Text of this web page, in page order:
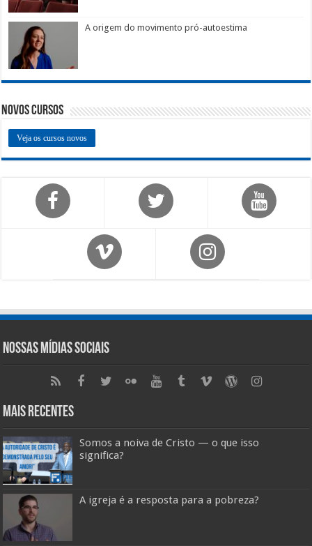
A origem do movimento pró-autoestima
Novos Cursos
Veja os cursos novos
Nossas Mídias Sociais
Mais Recentes
Somos a noiva de Cristo — o que isso
significa?
A igreja é a resposta para a pobreza?